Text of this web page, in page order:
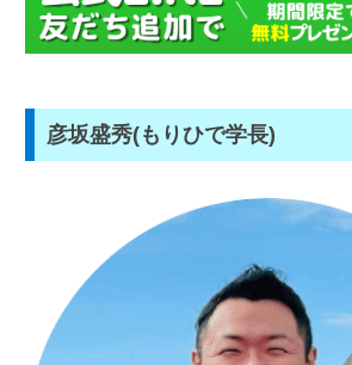
彦坂盛秀(もりひで学長)